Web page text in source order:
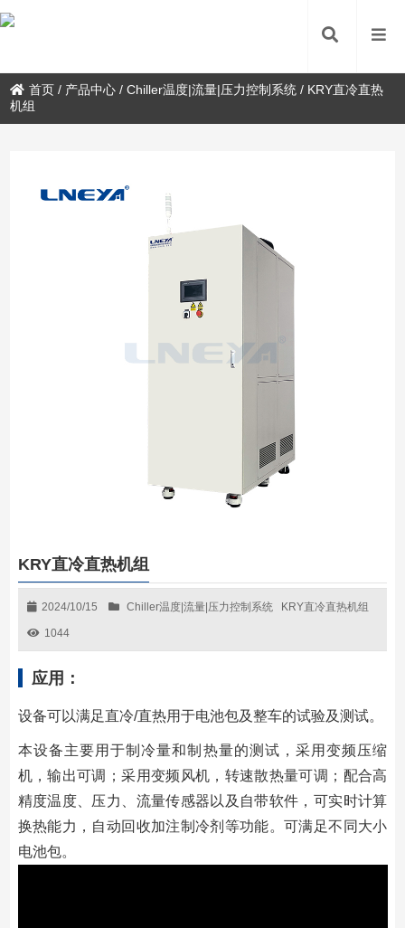
首页 / 产品中心 /Chiller温度|流量|压力控制系统 / KRY直冷直热
机组
KRY直冷直热机组
2024/10/15 Chiller温度|流量|压力控制系统 KRY直冷直热机组
1044
应用：
设备可以满⾜直冷/直热⽤于电池包及整车的试验及测试。
本设备主要⽤于制冷量和制热量的测试，采⽤变频压缩
机，输出可调；采⽤变频风机，转速散热量可调；配合⾼
精度温度、压力、流量传感器以及⾃带软件，可实时计算
换热能⼒，⾃动回收加注制冷剂等功能。可满⾜不同大小
电池包。